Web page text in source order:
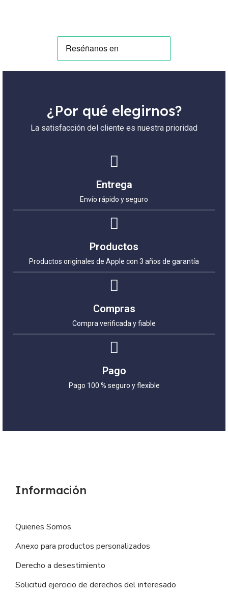
¿Por qué elegirnos?
La satisfacción del cliente es nuestra prioridad
Entrega
Envío rápido y seguro
Productos
Productos originales de Apple con 3 años de garantía
Compras
Compra verificada y fiable
Pago
Pago 100 % seguro y flexible
Información
Quienes Somos
Anexo para productos personalizados
Derecho a desestimiento
Solicitud ejercicio de derechos del interesado